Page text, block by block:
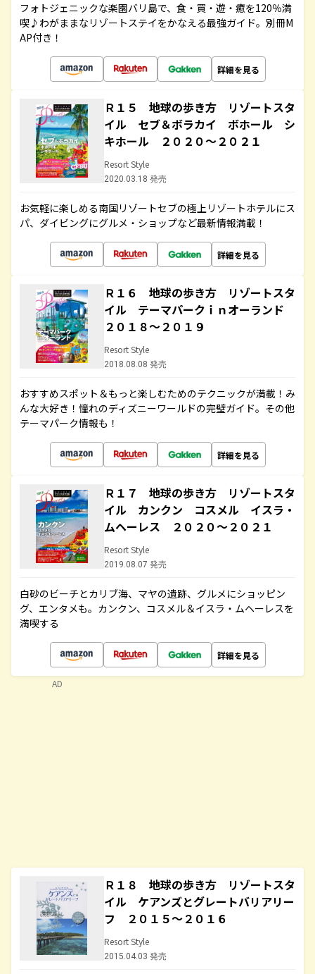
フォトジェニックな楽園バリ島で、食・買・遊・癒を120％満
喫♪わがままなリゾートステイをかなえる最強ガイド。別冊M
AP付き！
詳細を見る
Ｒ１５ 地球の歩き方 リゾートスタ
イル セブ＆ボラカイ ボホール シ
キホール ２０２０～２０２１
Resort Style
2020.03.18 発売
お気軽に楽しめる南国リゾートセブの極上リゾートホテルにス
パ、ダイビングにグルメ・ショップなど最新情報満載！
詳細を見る
Ｒ１６ 地球の歩き方 リゾートスタ
イル テーマパークｉｎオーランド
２０１８～２０１９
Resort Style
2018.08.08 発売
おすすめスポット＆もっと楽しむためのテクニックが満載！み
んな大好き！憧れのディズニーワールドの完璧ガイド。その他
テーマパーク情報も！
詳細を見る
Ｒ１７ 地球の歩き方 リゾートスタ
イル カンクン コスメル イスラ・
ムヘーレス ２０２０～２０２１
Resort Style
2019.08.07 発売
白砂のビーチとカリブ海、マヤの遺跡、グルメにショッピン
グ、エンタメも。カンクン、コスメル＆イスラ・ムヘーレスを
満喫する
詳細を見る
Ｒ１８ 地球の歩き方 リゾートスタ
イル ケアンズとグレートバリアリー
フ ２０１５～２０１６
Resort Style
2015.04.03 発売
AD